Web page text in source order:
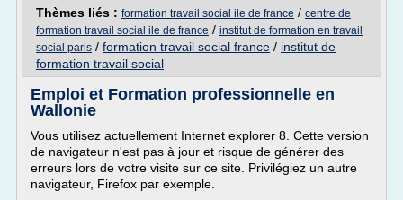
Thèmes liés : formation travail social ile de france / centre de
formation travail social ile de france / institut de formation en travail
social paris / formation travail social france / institut de
formation travail social
Emploi et Formation professionnelle en
Wallonie
Vous utilisez actuellement Internet explorer 8. Cette version
de navigateur n'est pas à jour et risque de générer des
erreurs lors de votre visite sur ce site. Privilégiez un autre
navigateur, Firefox par exemple.